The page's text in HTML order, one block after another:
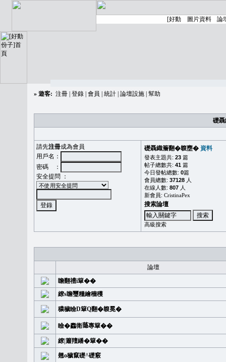
» 遊客: 注冊 登錄 會員 統計 論壇設施 幫助
礎
請先注冊成為會員
用戶名：
密碼 ：
安全提問 ：
礎聶織簷翻�䪖壅� 資料
發表主題共: 23 篇
帖子總數共: 41 篇
今日發帖總數: 0篇
會員總數: 37128 人
在線人數: 807 人
新會員: CristinaPex
搜索論壇
高級搜索
論壇
瞻翻禮i簞��
繚s瞻璽糧繪穡穫
穠穢瞼D簞Q翻�䪖冕�
瞼�䆐衛𦻕專簞��
繚|簫羶繙�簞��
翹o穢竄礎^礎竅